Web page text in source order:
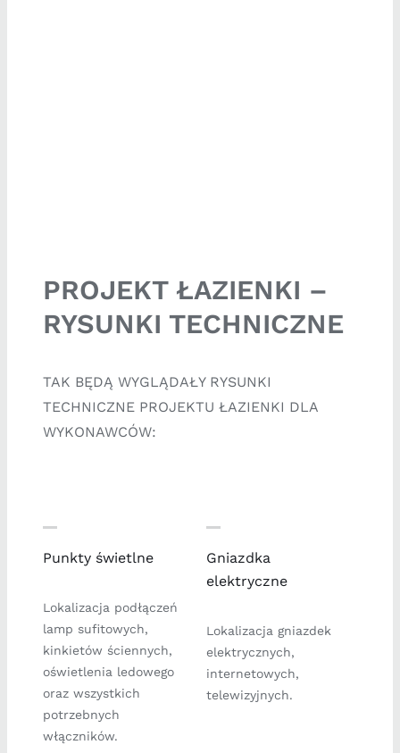
PROJEKT ŁAZIENKI –
RYSUNKI TECHNICZNE
TAK BĘDĄ WYGLĄDAŁY RYSUNKI
TECHNICZNE PROJEKTU ŁAZIENKI DLA
WYKONAWCÓW:
Punkty świetlne
Lokalizacja podłączeń
lamp sufitowych,
kinkietów ściennych,
oświetlenia ledowego
oraz wszystkich
potrzebnych
włączników.
Gniazdka
elektryczne
Lokalizacja gniazdek
elektrycznych,
internetowych,
telewizyjnych.